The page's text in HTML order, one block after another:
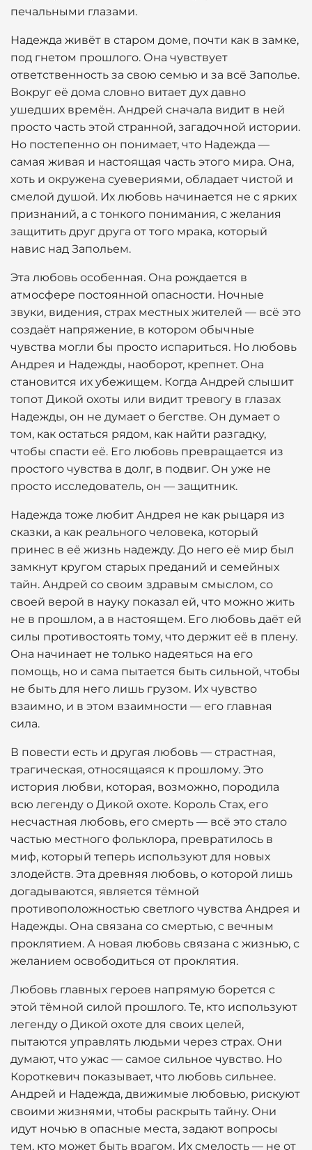
печальными глазами.
Надежда живёт в старом доме, почти как в замке,
под гнетом прошлого. Она чувствует
ответственность за свою семью и за всё Заполье.
Вокруг её дома словно витает дух давно
ушедших времён. Андрей сначала видит в ней
просто часть этой странной, загадочной истории.
Но постепенно он понимает, что Надежда —
самая живая и настоящая часть этого мира. Она,
хоть и окружена суевериями, обладает чистой и
смелой душой. Их любовь начинается не с ярких
признаний, а с тонкого понимания, с желания
защитить друг друга от того мрака, который
навис над Запольем.
Эта любовь особенная. Она рождается в
атмосфере постоянной опасности. Ночные
звуки, видения, страх местных жителей — всё это
создаёт напряжение, в котором обычные
чувства могли бы просто испариться. Но любовь
Андрея и Надежды, наоборот, крепнет. Она
становится их убежищем. Когда Андрей слышит
топот Дикой охоты или видит тревогу в глазах
Надежды, он не думает о бегстве. Он думает о
том, как остаться рядом, как найти разгадку,
чтобы спасти её. Его любовь превращается из
простого чувства в долг, в подвиг. Он уже не
просто исследователь, он — защитник.
Надежда тоже любит Андрея не как рыцаря из
сказки, а как реального человека, который
принес в её жизнь надежду. До него её мир был
замкнут кругом старых преданий и семейных
тайн. Андрей со своим здравым смыслом, со
своей верой в науку показал ей, что можно жить
не в прошлом, а в настоящем. Его любовь даёт ей
силы противостоять тому, что держит её в плену.
Она начинает не только надеяться на его
помощь, но и сама пытается быть сильной, чтобы
не быть для него лишь грузом. Их чувство
взаимно, и в этом взаимности — его главная
сила.
В повести есть и другая любовь — страстная,
трагическая, относящаяся к прошлому. Это
история любви, которая, возможно, породила
всю легенду о Дикой охоте. Король Стах, его
несчастная любовь, его смерть — всё это стало
частью местного фольклора, превратилось в
миф, который теперь используют для новых
злодейств. Эта древняя любовь, о которой лишь
догадываются, является тёмной
противоположностью светлого чувства Андрея и
Надежды. Она связана со смертью, с вечным
проклятием. А новая любовь связана с жизнью, с
желанием освободиться от проклятия.
Любовь главных героев напрямую борется с
этой тёмной силой прошлого. Те, кто используют
легенду о Дикой охоте для своих целей,
пытаются управлять людьми через страх. Они
думают, что ужас — самое сильное чувство. Но
Короткевич показывает, что любовь сильнее.
Андрей и Надежда, движимые любовью, рискуют
своими жизнями, чтобы раскрыть тайну. Они
идут ночью в опасные места, задают вопросы
тем, кто может быть врагом. Их смелость — не от